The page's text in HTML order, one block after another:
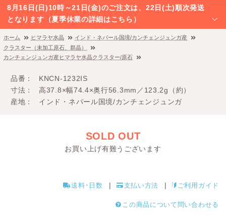
8月16日(日)10時～21日(金)のご注文は、22日(土)順次発送
となります（夏季休業の詳細はこちら）
ホーム ヒマラヤ水晶
インド・ネパール国境/カンチェンジュンガ産
クラスター（未加工原石、群晶）
カンチェンジュンガ産ヒマラヤ水晶クラスター/原石
品番
KNCN-1232IS
寸法
高37.8×幅74.4×奥行56.3mm／123.2g（約）
産地
インド・ネパール国境/カンチェンジュンガ
SOLD OUT
お買い上げ有難うございます
送料･日数 支払い方法 ご利用ガイド
この商品について問い合わせる